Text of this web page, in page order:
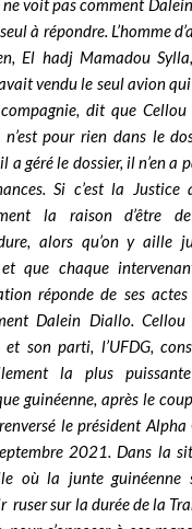
à répondre. L’homme
El hadj Mamadou
vendu le seul avion
dit que Cellou
pour rien dans le
a géré le dossier, il n’en a
Si c’est la Justice
la raison d’être
alors qu’on y aille
que chaque
réponde de ses
Dalein Diallo. Cellou
et son parti, l’UFDG,
la plus
guinéenne, après le
le président Alpha
2021. Dans la
où la junte guinéenne
ruser sur la durée de la